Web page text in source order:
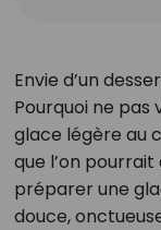
Envie d’un
Pourquoi ne pas
glace légère au
que l’on
préparer une
douce,